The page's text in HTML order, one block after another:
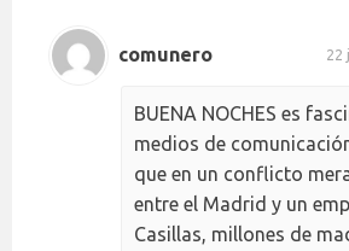
comunero 22
BUENA NOCHES es
medios de
que en un conflicto
entre el Madrid y un
Casillas, millones de